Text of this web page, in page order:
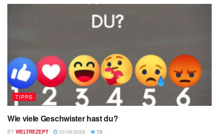
TIPPS
Wie viele Geschwister hast du?
BY WELTREZEPT 03/08/2026 70